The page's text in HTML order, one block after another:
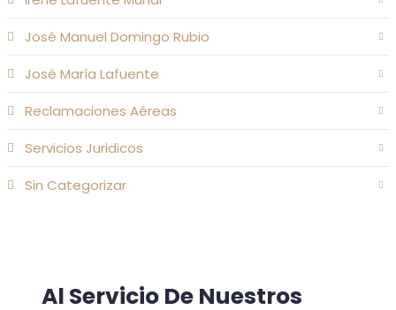
José Manuel Domingo Rubio
José María Lafuente
Reclamaciones Aéreas
Servicios Juridicos
Sin Categorizar
Al Servicio De Nuestros